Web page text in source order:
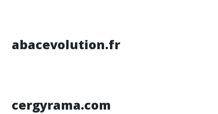
abacevolution.fr
cergyrama.com